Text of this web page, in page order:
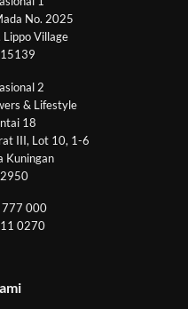
No. 2025
Lippo Village
2
& Lifestyle
18
III, Lot 10, 1-6
Kuningan
777 000
0270